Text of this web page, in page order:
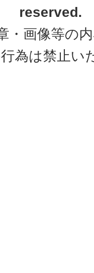
reserved.
・画像等の
為は禁止い